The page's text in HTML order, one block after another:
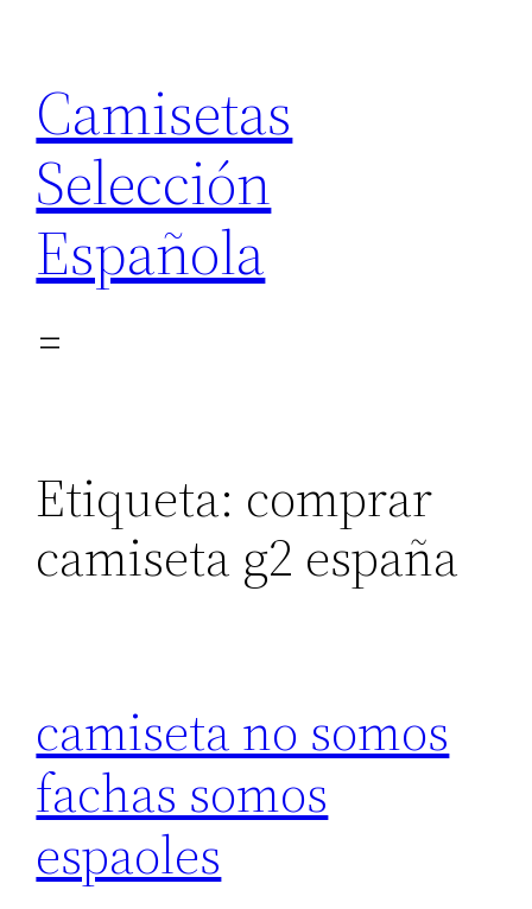
contenido
Camisetas
Selección
Española
Etiqueta: comprar
camiseta g2 españa
camiseta no somos
fachas somos
espaoles